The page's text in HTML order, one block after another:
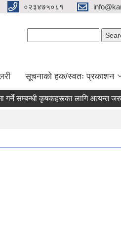
०२३४७५०८१
सूचनाको हक/स्वतः प्रकाशन
गर्ने सम्बन्धी कृषकहरूका लागि अत्यन्त